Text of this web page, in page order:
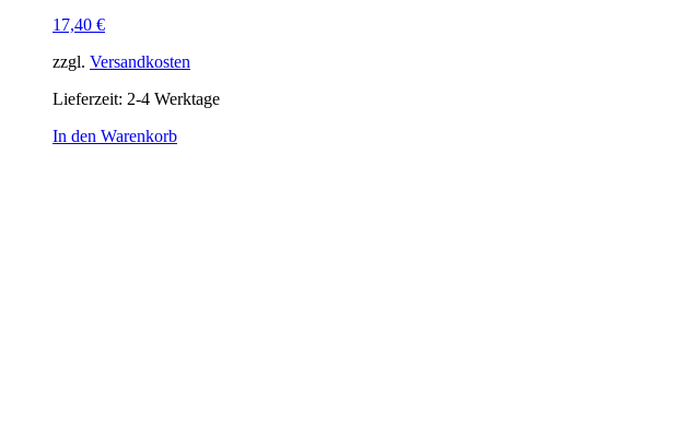
17,40 €
zzgl. Versandkosten
Lieferzeit: 2-4 Werktage
In den Warenkorb